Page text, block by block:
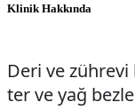
Klinik Hakkında
Deri ve zührevi
ter ve yağ